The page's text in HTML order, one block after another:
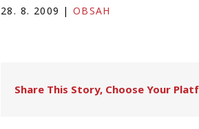
28. 8. 2009 | OBSAH
Share This Story, Choose Your